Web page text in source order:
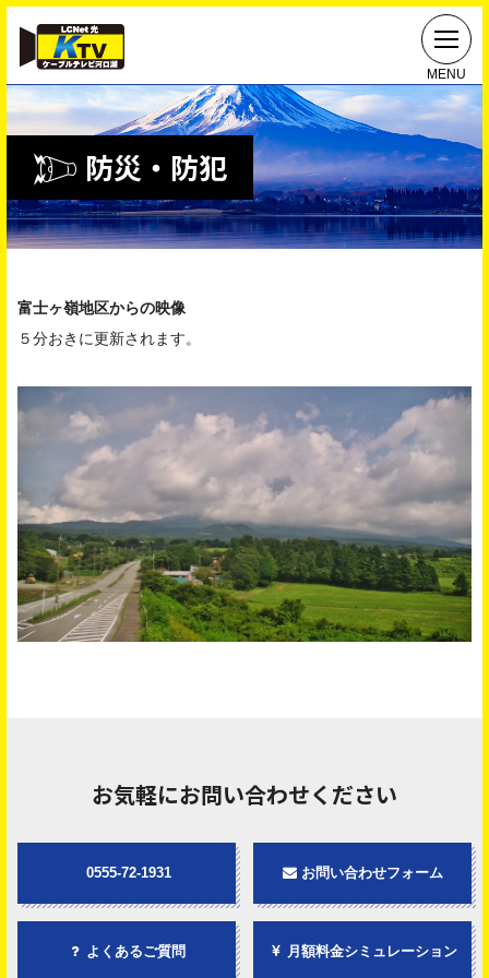
MENU
防災・防犯
富士ヶ嶺地区からの映像
５分おきに更新されます。
お気軽にお問い合わせください
0555-72-1931 お問い合わせフォーム
よくあるご質問 月額料金シミュレーション